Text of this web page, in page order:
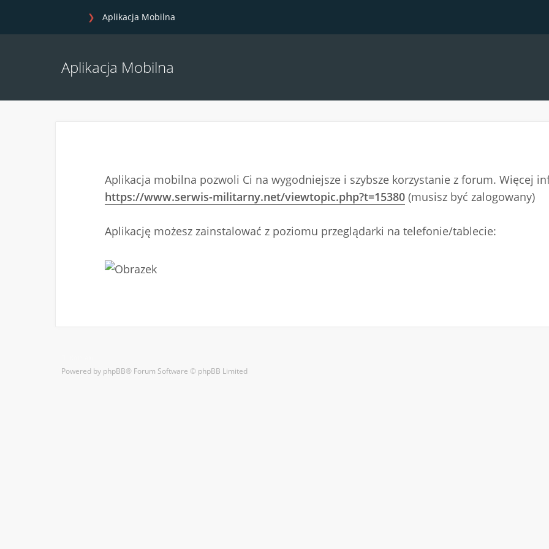
Aplikacja Mobilna
Aplikacja Mobilna
Aplikacja mobilna pozwoli Ci na wygodniejsze i szybsze korzystanie z forum. Więcej
https://www.serwis-militarny.net/viewtopic.php?t=15380 (musisz być zalogowany)
Aplikację możesz zainstalować z poziomu przeglądarki na telefonie/tablecie:
Powered by phpBB® Forum Software © phpBB Limited